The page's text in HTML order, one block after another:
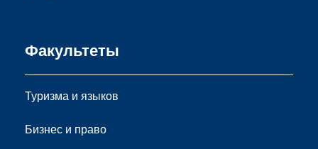
Факультеты
Туризма и языков
Бизнес и право